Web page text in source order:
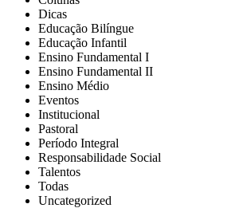
Dicas
Educação Bilíngue
Educação Infantil
Ensino Fundamental I
Ensino Fundamental II
Ensino Médio
Eventos
Institucional
Pastoral
Período Integral
Responsabilidade Social
Talentos
Todas
Uncategorized